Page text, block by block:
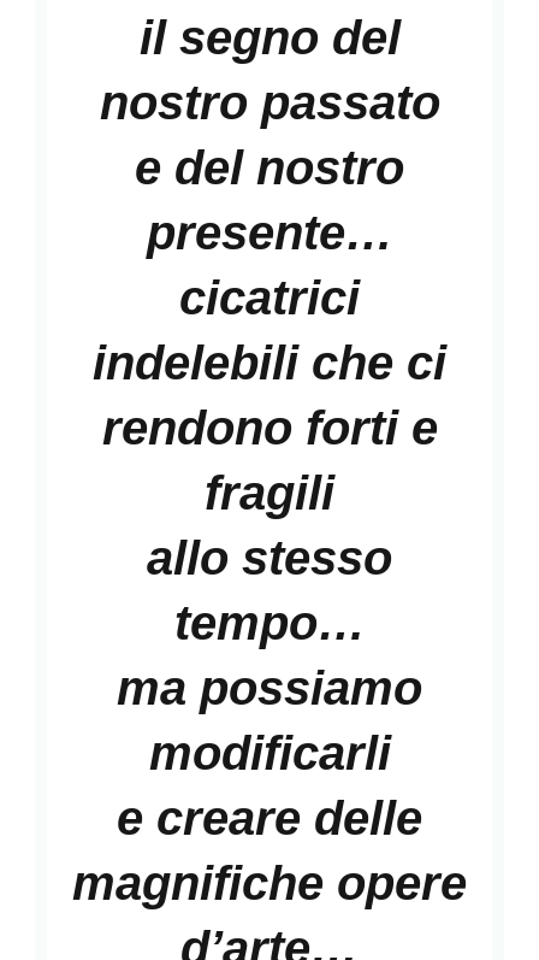
il segno del
nostro passato
e del nostro
presente…
cicatrici
indelebili che ci
rendono forti e
fragili
allo stesso
tempo…
ma possiamo
modificarli
e creare delle
magnifiche opere
d’arte…